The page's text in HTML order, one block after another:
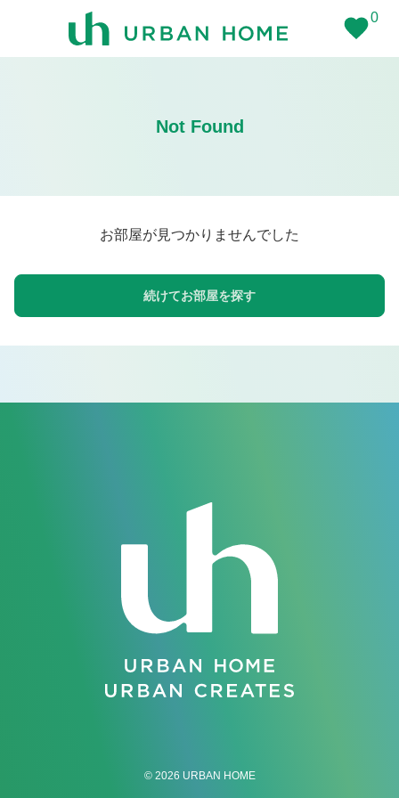
0
Not Found
お部屋が見つかりませんでした
続けてお部屋を探す
© 2026 URBAN HOME